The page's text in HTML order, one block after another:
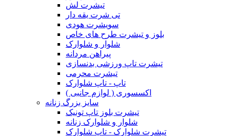
تیشرت لش
تی شرت یقه دار
سویشرت هودی
بلوز و تیشرت طرح های خاص
شلوار و شلوارک
پیراهن مردانه
تیشرت تاپ ورزشی بدنسازی
تیشرت محرمی
تاپ - تاپ شلوارک
اکسسوری ( لوازم جانبی )
سایز بزرگ زنانه
تیشرت بلوز تاپ تونیک
شلوار و شلوارک زنانه
تیشرت شلوارک - تاپ شلوارک